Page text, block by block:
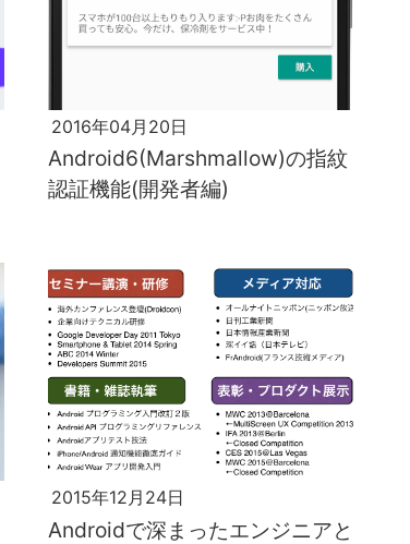
2016年04月20日
Android6(Marshmallow)の指紋
認証機能(開発者編)
2015年12月24日
Androidで深まったエンジニアと